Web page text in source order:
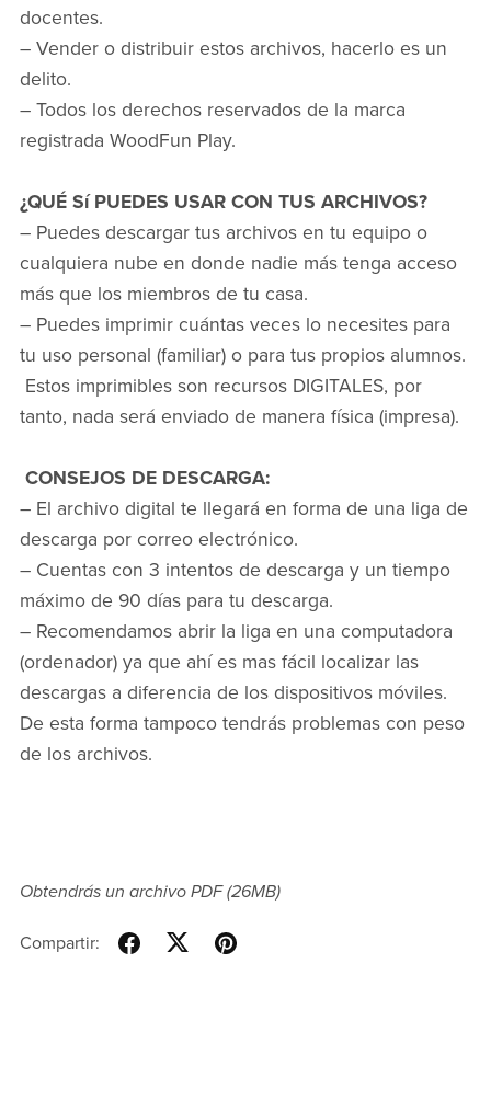
docentes.
– Vender o distribuir estos archivos, hacerlo es un
delito.
– Todos los derechos reservados de la marca
registrada WoodFun Play.
¿QUÉ Sí PUEDES USAR CON TUS ARCHIVOS?
– Puedes descargar tus archivos en tu equipo o
cualquiera nube en donde nadie más tenga acceso
más que los miembros de tu casa.
– Puedes imprimir cuántas veces lo necesites para
tu uso personal (familiar) o para tus propios alumnos.
Estos imprimibles son recursos DIGITALES, por
tanto, nada será enviado de manera física (impresa).
CONSEJOS DE DESCARGA:
– El archivo digital te llegará en forma de una liga de
descarga por correo electrónico.
– Cuentas con 3 intentos de descarga y un tiempo
máximo de 90 días para tu descarga.
– Recomendamos abrir la liga en una computadora
(ordenador) ya que ahí es mas fácil localizar las
descargas a diferencia de los dispositivos móviles.
De esta forma tampoco tendrás problemas con peso
de los archivos.
Obtendrás un archivo PDF(26MB)
Compartir: